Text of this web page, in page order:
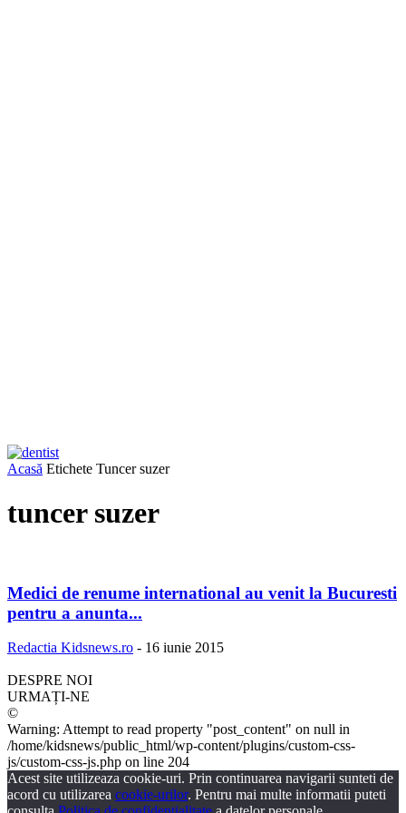
Acasă Etichete Tuncer suzer
tuncer suzer
Medici de renume international au venit la Bucuresti
pentru a anunta...
Redactia Kidsnews.ro - 16 iunie 2015
DESPRE NOI
URMAȚI-NE
©
Warning: Attempt to read property "post_content" on null in
/home/kidsnews/public_html/wp-content/plugins/custom-css-
js/custom-css-js.php on line 204
Acest site utilizeaza cookie-uri. Prin continuarea navigarii sunteti de
acord cu utilizarea cookie-urilor. Pentru mai multe informatii puteti